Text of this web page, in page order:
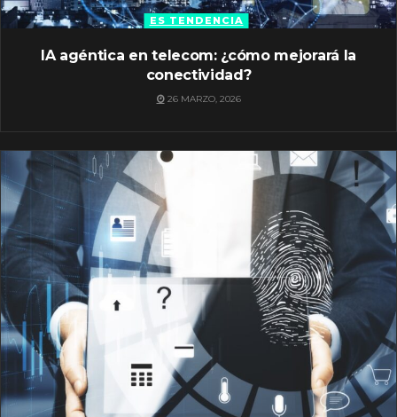
ES TENDENCIA
IA agéntica en telecom: ¿cómo mejorará la
conectividad?
26 MARZO, 2026